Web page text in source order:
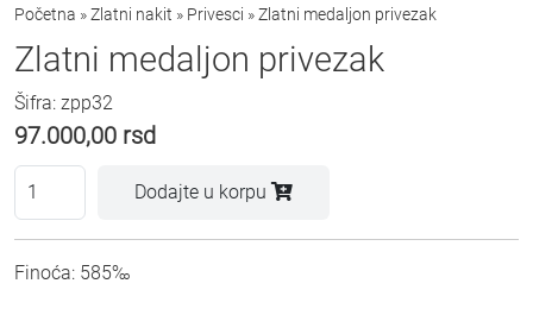
Početna »Zlatni nakit » Privesci »Zlatni medaljon privezak
Zlatni medaljon privezak
Šifra: zpp32
97.000,00 rsd
Dodajte u korpu
Finoća: 585‰